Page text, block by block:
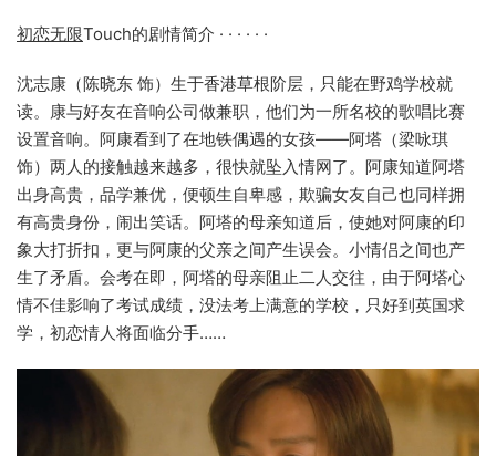
初恋无限Touch的剧情简介 · · · · · ·
沈志康（陈晓东 饰）生于香港草根阶层，只能在野鸡学校就
读。康与好友在音响公司做兼职，他们为一所名校的歌唱比赛
设置音响。阿康看到了在地铁偶遇的女孩——阿塔（梁咏琪
饰）两人的接触越来越多，很快就坠入情网了。阿康知道阿塔
出身高贵，品学兼优，便顿生自卑感，欺骗女友自己也同样拥
有高贵身份，闹出笑话。阿塔的母亲知道后，使她对阿康的印
象大打折扣，更与阿康的父亲之间产生误会。小情侣之间也产
生了矛盾。会考在即，阿塔的母亲阻止二人交往，由于阿塔心
情不佳影响了考试成绩，没法考上满意的学校，只好到英国求
学，初恋情人将面临分手……